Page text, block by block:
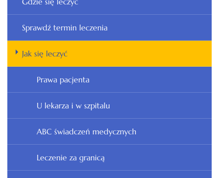
Sprawdź termin leczenia
Jak się leczyć
Prawa pacjenta
U lekarza i w szpitalu
ABC świadczeń medycznych
Leczenie za granicą